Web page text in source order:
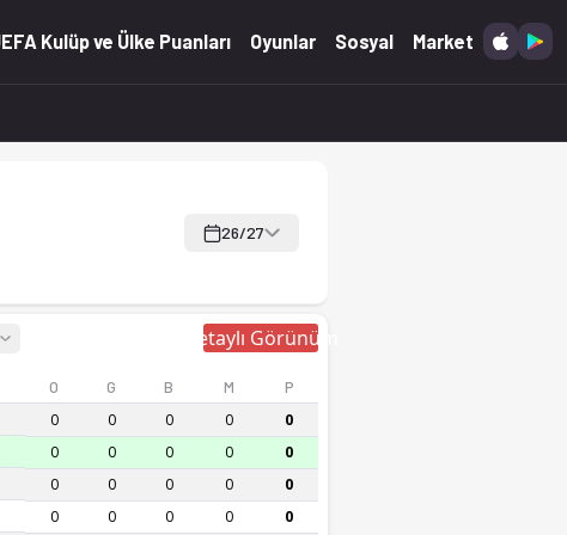
Kulüp ve Ülke Puanları Oyunlar Sosyal Market
26/27
Detaylı Görünüm
O G B M P
0 0 0 0 0
0 0 0 0 0
0 0 0 0 0
0 0 0 0 0